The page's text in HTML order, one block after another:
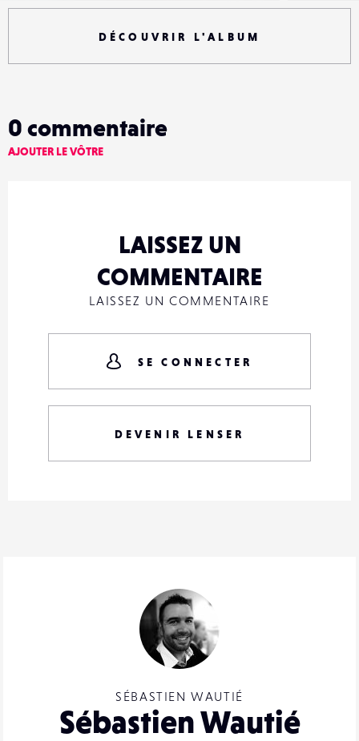
DÉCOUVRIR L'ALBUM
SÉBASTIEN WAUTIÉ
Sébastien Wautié
0 commentaire
AJOUTER LE VÔTRE
LAISSEZ UN
COMMENTAIRE
LAISSEZ UN COMMENTAIRE
SE CONNECTER
DEVENIR LENSER